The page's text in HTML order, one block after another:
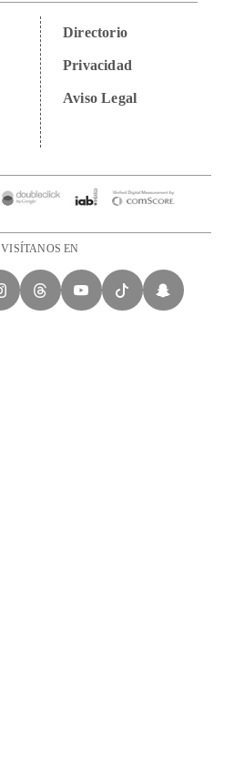
Directorio
Privacidad
Aviso Legal
VISÍTANOS EN